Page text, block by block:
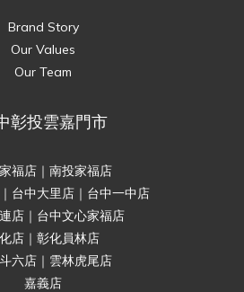
Brand Story
Our Values
Our Team
彰投雲嘉門市
福店｜南投家福店
台中大里店｜台中一中店
店｜台中文心家福店
店｜彰化員林店
六店｜雲林虎尾店
嘉義店